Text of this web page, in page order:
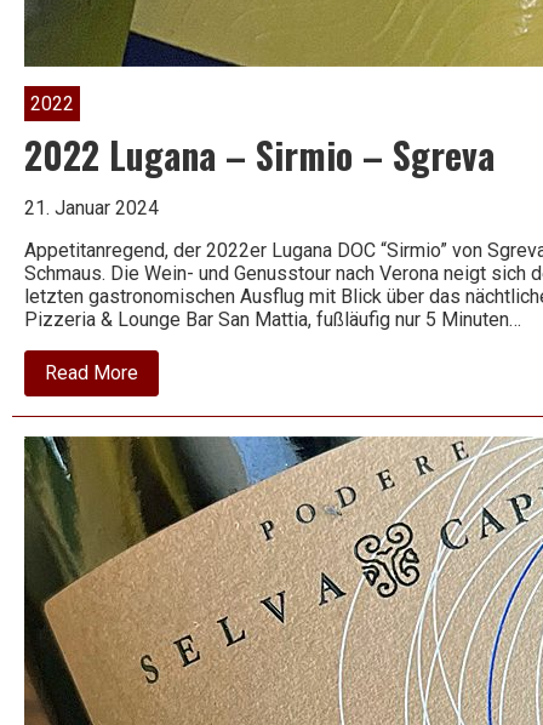
Wein
2022
2022 Lugana – Sirmio – Sgreva
21. Januar 2024
Appetitanregend, der 2022er Lugana DOC “Sirmio” von
Schmaus. Die Wein- und Genusstour nach Verona neigt sich
letzten gastronomischen Ausflug mit Blick über das
Pizzeria & Lounge Bar San Mattia, fußläufig nur 5 Minuten…
Read Moreabout
2022
Lugana
Sirmio
Sgreva